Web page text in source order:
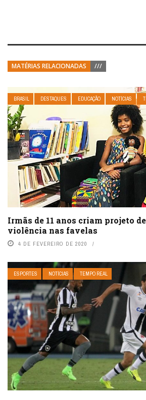
MATÉRIAS RELACIONADAS ///
BRASIL DESTAQUES EDUCAÇÃO NOTÍCIAS
Irmãs de 11 anos criam projeto
violência nas favelas
4 DE FEVEREIRO DE 2020
ESPORTES NOTÍCIAS TEMPO REAL